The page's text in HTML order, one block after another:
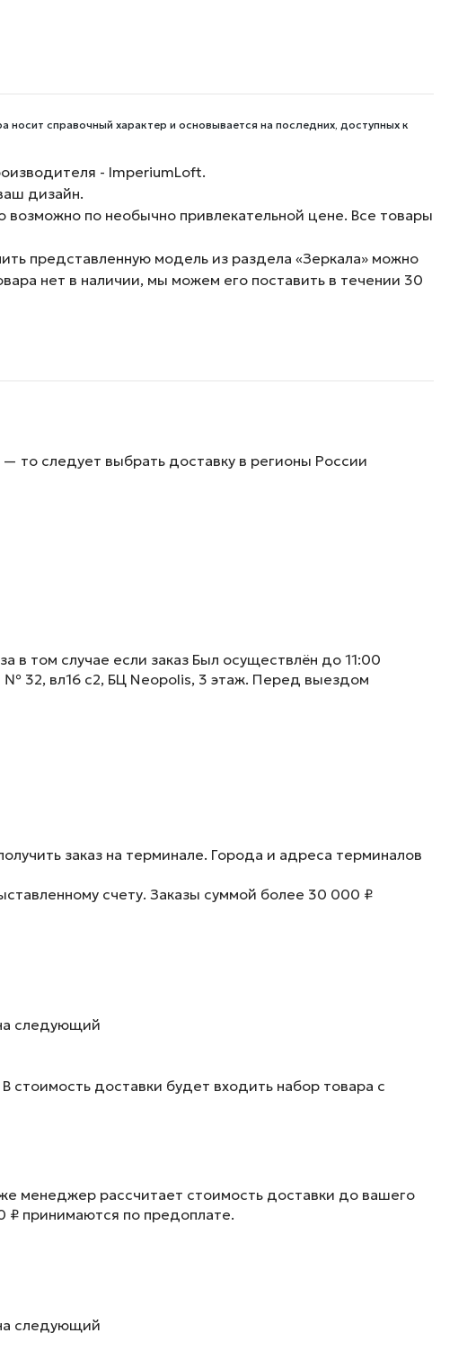
справочный характер и основывается на последних, доступных к
- ImperiumLoft.
дизайн.
по необычно привлекательной цене. Все товары
представленную модель из раздела «Зеркала» можно
нет в наличии, мы можем его поставить в течении 30
следует выбрать доставку в регионы России
в том случае если заказ Был осуществлён до 11:00
№ 32, вл16 с2, БЦ Neopolis, 3 этаж. Перед выездом
заказ на терминале. Города и адреса терминалов
счету. Заказы суммой более 30 000 ₽
следующий
стоимость доставки будет входить набор товара с
менеджер рассчитает стоимость доставки до вашего
₽ принимаются по предоплате.
следующий